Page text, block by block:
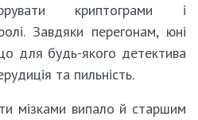
криптограми і
Завдяки перегонам, юні
для будь-якого детектива
та пильність.
мізками випало й старшим